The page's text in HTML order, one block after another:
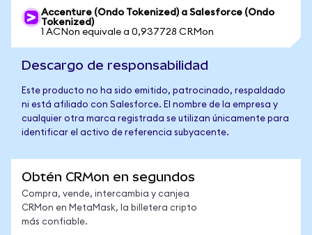
Accenture (Ondo Tokenized) a Salesforce (Ondo
Tokenized)
1 ACNon equivale a 0,937728 CRMon
Descargo de responsabilidad
Este producto no ha sido emitido, patrocinado, respaldado
ni está afiliado con Salesforce. El nombre de la empresa y
cualquier otra marca registrada se utilizan únicamente para
identificar el activo de referencia subyacente.
Obtén CRMon en segundos
Compra, vende, intercambia y canjea
CRMon en MetaMask, la billetera cripto
más confiable.